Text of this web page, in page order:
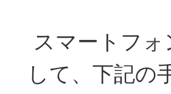
スマートフ
して、下記の